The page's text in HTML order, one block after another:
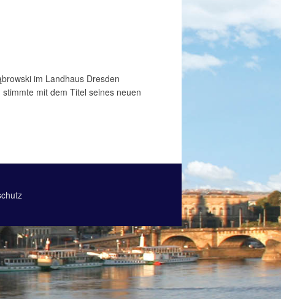
im Landhaus Dresden
mit dem Titel seines neuen